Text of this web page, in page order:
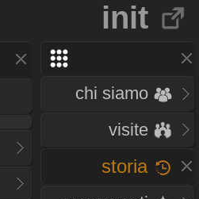
init
chi siamo
visite
storia